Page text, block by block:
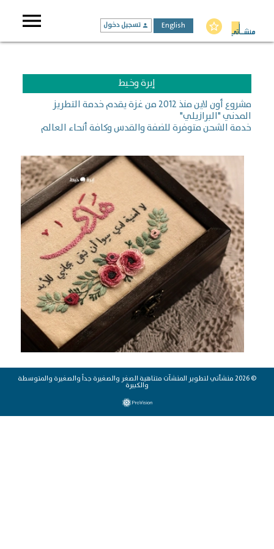
menu star_border
English
person تسجيل دخول
إبرة وخيط
مشروع أون لاين منذ 2012 من غزة يقدم خدمة التطريز
المدني "البرازيلي"
خدمة الشحن متوفرة للضفة والقدس وكافة أنحاء العالم
© 2026 منشأتي لتطوير المنشآت متناهية الصغر والصغيرة جداً والصغيرة والمتوسطة
والكبيرة